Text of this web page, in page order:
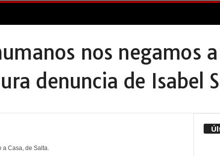
nos negamos
denuncia de Isabel